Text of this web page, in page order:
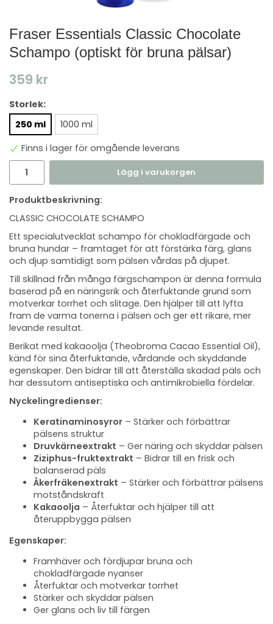
Fraser Essentials Classic Chocolate
Schampo (optiskt för bruna pälsar)
359 kr
Storlek:
250 ml
1000 ml
Finns i lager för omgående leverans
Lägg i varukorgen
Produktbeskrivning:
CLASSIC CHOCOLATE SCHAMPO
Ett specialutvecklat schampo för chokladfärgade och
bruna hundar – framtaget för att förstärka färg, glans
och djup samtidigt som pälsen vårdas på djupet.
Till skillnad från många färgschampon är denna formula
baserad på en näringsrik och återfuktande grund som
motverkar torrhet och slitage. Den hjälper till att lyfta
fram de varma tonerna i pälsen och ger ett rikare, mer
levande resultat.
Berikat med kakaoolja (Theobroma Cacao Essential Oil),
känd för sina återfuktande, vårdande och skyddande
egenskaper. Den bidrar till att återställa skadad päls och
har dessutom antiseptiska och antimikrobiella fördelar.
Nyckelingredienser:
Keratinaminosyror – Stärker och förbättrar
pälsens struktur
Druvkärneextrakt – Ger näring och skyddar pälsen
Ziziphus-fruktextrakt – Bidrar till en frisk och
balanserad päls
Åkerfräkenextrakt – Stärker och förbättrar pälsens
motståndskraft
Kakaoolja – Återfuktar och hjälper till att
återuppbygga pälsen
Egenskaper:
Framhäver och fördjupar bruna och
chokladfärgade nyanser
Återfuktar och motverkar torrhet
Stärker och skyddar pälsen
Ger glans och liv till färgen